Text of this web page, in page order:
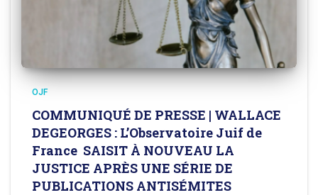
OJF
COMMUNIQUÉ DE PRESSE | WALLACE
DEGEORGES : L’Observatoire Juif de
France SAISIT À NOUVEAU LA
JUSTICE APRÈS UNE SÉRIE DE
PUBLICATIONS ANTISÉMITES